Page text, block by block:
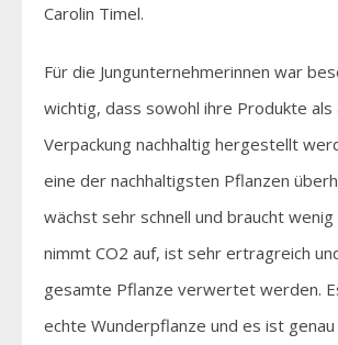
Carolin Timel.
Für die Jungunternehmerinnen war
wichtig, dass sowohl ihre Produkte als
Verpackung nachhaltig hergestellt
eine der nachhaltigsten Pflanzen
wächst sehr schnell und braucht wenig
nimmt CO2 auf, ist sehr ertragreich
gesamte Pflanze verwertet werden.
echte Wunderpflanze und es ist